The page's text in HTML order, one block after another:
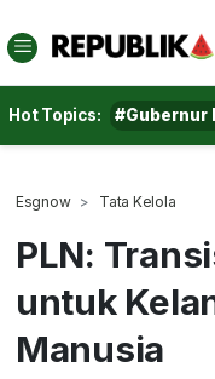
Hot Topics: #Gubernur
Esgnow Tata Kelola
PLN:
untuk
Manusia